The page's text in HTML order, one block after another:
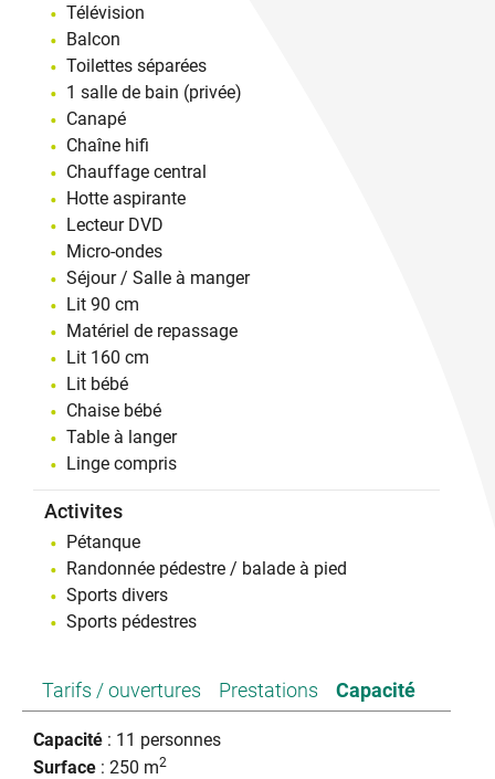
Télévision
Balcon
Toilettes séparées
1 salle de bain (privée)
Canapé
Chaîne hifi
Chauffage central
Hotte aspirante
Lecteur DVD
Micro-ondes
Séjour / Salle à manger
Lit 90 cm
Matériel de repassage
Lit 160 cm
Lit bébé
Chaise bébé
Table à langer
Linge compris
Activites
Pétanque
Randonnée pédestre / balade à pied
Sports divers
Sports pédestres
Tarifs / ouvertures Prestations Capacité
Capacité : 11 personnes
Surface : 250 m2